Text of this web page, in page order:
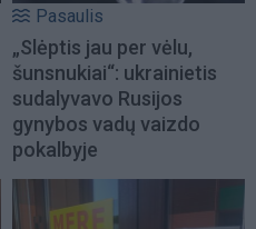
Pasaulis
„Slėptis jau per vėlu,
šunsnukiai“: ukrainietis
sudalyvavo Rusijos
gynybos vadų vaizdo
pokalbyje